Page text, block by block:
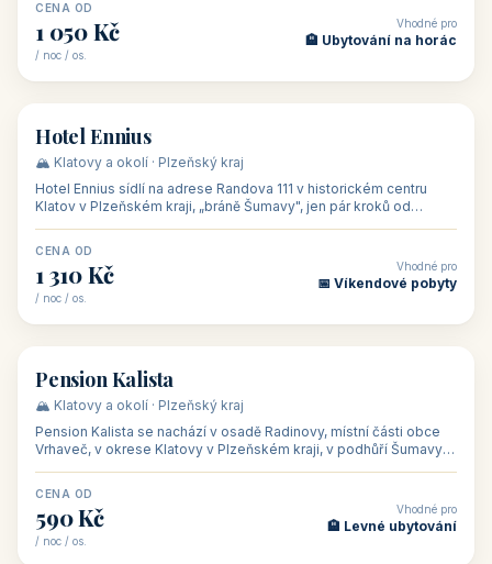
CENA OD
1 050 Kč
/ noc / os.
Vhodné pro
🏨 Ubytování na horác
🏨 hotel
Hotel Ennius
🏔️ Klatovy a okolí · Plzeňský kraj
Hotel Ennius sídlí na adrese Randova 111 v historickém centru
Klatov v Plzeňském kraji, „bráně Šumavy", jen pár kroků od
CENA OD
1 310 Kč
/ noc / os.
Vhodné pro
📅 Víkendové pobyty
🏡 penzion
Pension Kalista
🏔️ Klatovy a okolí · Plzeňský kraj
Pension Kalista se nachází v osadě Radinovy, místní části obce
Vrhaveč, v okrese Klatovy v Plzeňském kraji, v podhůří Šumavy
CENA OD
590 Kč
/ noc / os.
Vhodné pro
🏨 Levné ubytování